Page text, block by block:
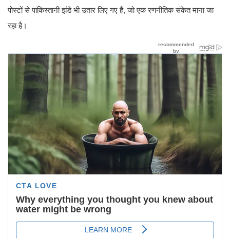
पोस्टों से पाकिस्तानी झंडे भी उतार लिए गए हैं, जो एक रणनीतिक संकेत माना जा
रहा है।